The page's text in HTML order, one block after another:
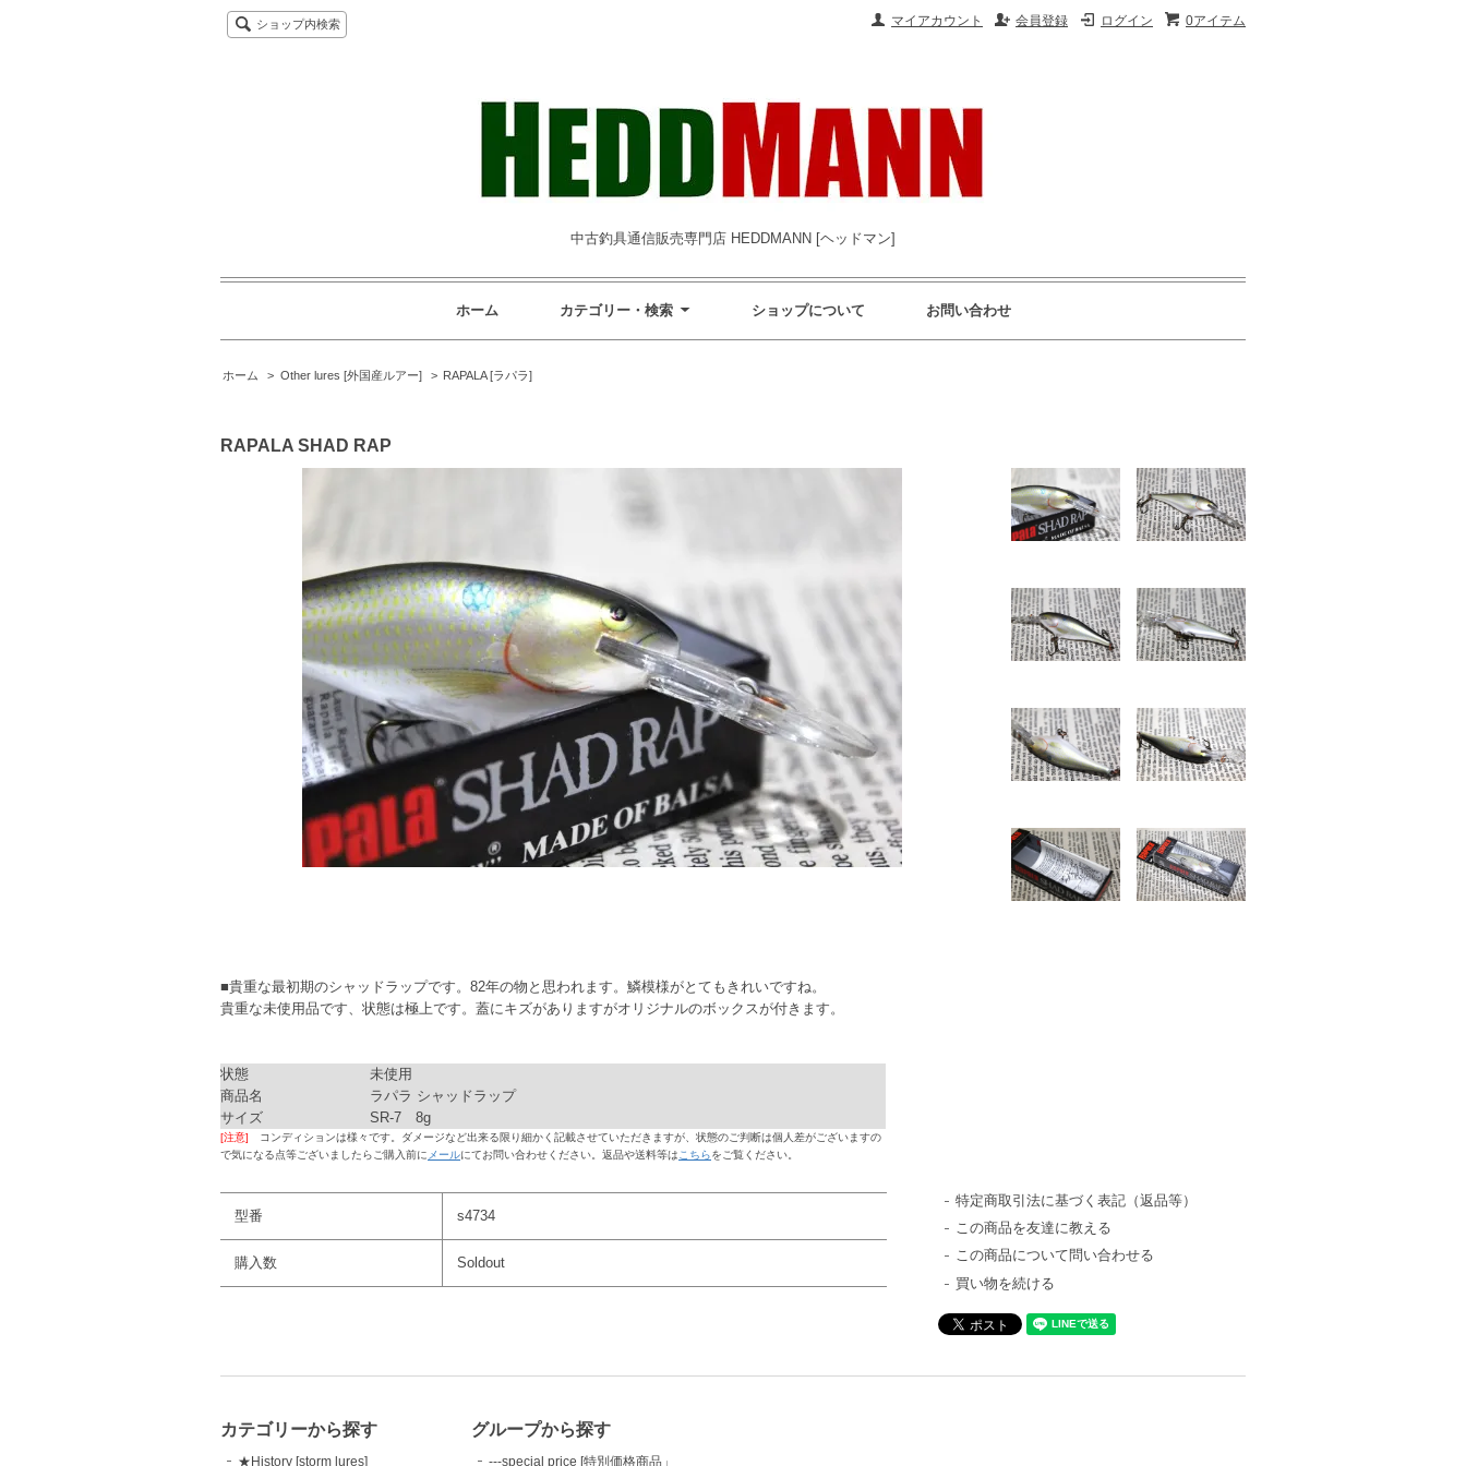
0アイテム
ログイン
会員登録
マイアカウント
ショップ内検索
中古釣具通信販売専門店 HEDDMANN [ヘッドマン]
ホーム カテゴリー・検索 ショップについて お問い合わせ
ホーム > Other lures [外国産ルアー] > RAPALA [ラパラ]
RAPALA SHAD RAP
■貴重な最初期のシャッドラップです。82年の物と思われます。鱗模様がとてもきれいですね。
貴重な未使用品です、状態は極上です。蓋にキズがありますがオリジナルのボックスが付きます。
状態
未使用
商品名
ラパラ シャッドラップ
サイズ
SR-7 8g
[注意] コンディションは様々です。ダメージなど出来る限り細かく記載させていただきますが、状態のご判断は個人差がございますの
で気になる点等ございましたらご購入前にメールにてお問い合わせください。返品や送料等はこちらをご覧ください。
型番 s4734
購入数 Soldout
特定商取引法に基づく表記（返品等）
この商品を友達に教える
この商品について問い合わせる
買い物を続ける
カテゴリーから探す
★History [storm lures]
グループから探す
---special price [特別価格商品」